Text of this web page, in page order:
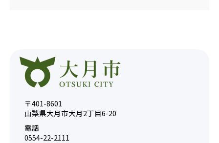
〒401-8601
山梨県大月市大月2丁目6-20
電話
0554-22-2111